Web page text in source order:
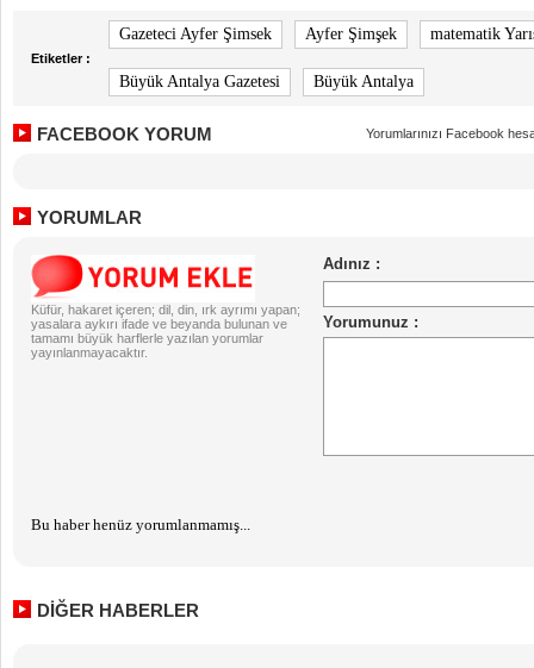
Etiketler :
Gazeteci Ayfer Şimsek Ayfer Şimşek matematik
Büyük Antalya Gazetesi Büyük Antalya
FACEBOOK YORUM Yorumlarınızı Facebook
YORUMLAR
Küfür, hakaret içeren; dil, din, ırk ayrımı yapan;
yasalara aykırı ifade ve beyanda bulunan ve
tamamı büyük harflerle yazılan yorumlar
yayınlanmayacaktır.
Bu haber henüz yorumlanmamış...
DİĞER HABERLER